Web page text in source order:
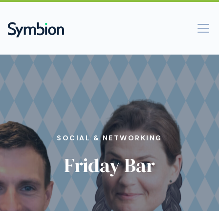
SOCIAL & NETWORKING
Friday Bar